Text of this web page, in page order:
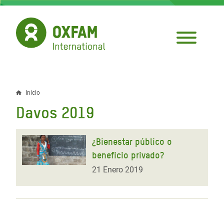
Pasar
contenido
principal
Sobrescribir
enlaces
de
ayuda
la
Inicio
Davos 2019
¿Bienestar público o
beneficio privado?
21 Enero 2019